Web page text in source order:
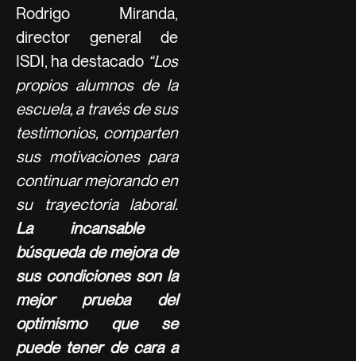
Rodrigo Miranda,
director general de
ISDI, ha destacado “Los
propios alumnos de la
escuela, a través de sus
testimonios, comparten
sus motivaciones para
continuar mejorando en
su trayectoria laboral.
La incansable
búsqueda de mejora de
sus condiciones son la
mejor prueba del
optimismo que se
puede tener de cara a